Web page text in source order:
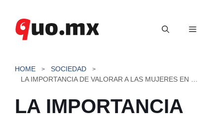
contenido
Menú
HOME
SOCIEDAD
LA IMPORTANCIA